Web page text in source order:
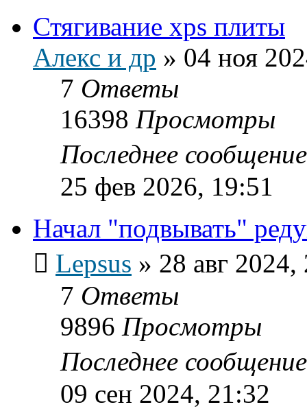
Стягивание xps плиты
Алекс и др » 04 ноя
7 Ответы
16398 Просмотры
Последнее
25 фев 2026, 19:51
Начал "подвывать"
Lepsus » 28 авг 2024,
7 Ответы
9896 Просмотры
Последнее
09 сен 2024, 21:32